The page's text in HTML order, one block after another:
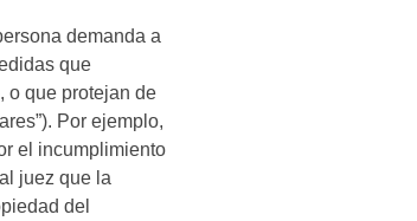
demanda a
que
o que protejan de
Por ejemplo,
el incumplimiento
juez que la
del